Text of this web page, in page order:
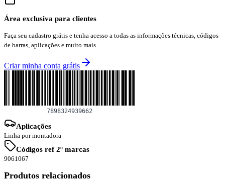
Área exclusiva para clientes
Faça seu cadastro grátis e tenha acesso a todas as informações técnicas, códigos
de barras, aplicações e muito mais.
Criar minha conta grátis
Aplicações
Linha por montadora
Códigos ref 2º marcas
9061067
Produtos relacionados